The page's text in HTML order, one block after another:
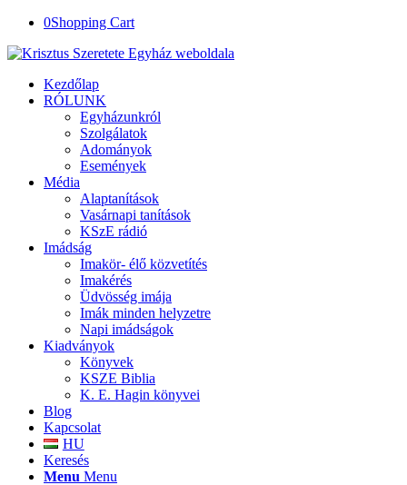
0Shopping Cart
Kezdőlap
RÓLUNK
Egyházunkról
Szolgálatok
Adományok
Események
Média
Alaptanítások
Vasárnapi tanítások
KSzE rádió
Imádság
Imakör- élő közvetítés
Imakérés
Üdvösség imája
Imák minden helyzetre
Napi imádságok
Kiadványok
Könyvek
KSZE Biblia
K. E. Hagin könyvei
Blog
Kapcsolat
HU
Keresés
Menu Menu